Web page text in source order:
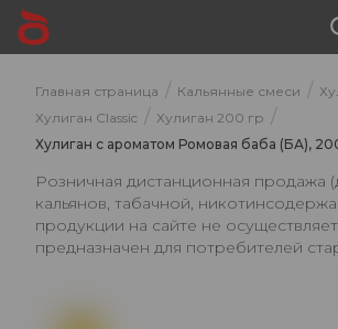
Главная страница / Кальянные смеси /
Хулиган Classic / Хулиган 200 гр /
Хулиган с ароматом Ромовая баба (БА),
Розничная дистанционная продажа
кальянов, табачной,
продукции на сайте не
предназначен для потребителей